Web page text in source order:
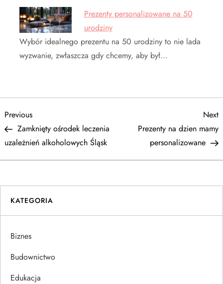
Prezenty personalizowane na 50
urodziny
Wybór idealnego prezentu na 50 urodziny to nie lada
wyzwanie, zwłaszcza gdy chcemy, aby był…
N
a
w
i
g
a
c
Previous
Post
Previous
Zamknięty ośrodek leczenia
uzależnień alkoholowych Śląsk
Next
Prezenty na dzien mamy
personalizowane
KATEGORIA
Biznes
Budownictwo
Edukacja